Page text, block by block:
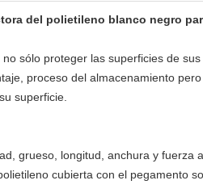
del polietileno blanco negro
sólo proteger las superficies de
proceso del almacenamiento
superficie.
grueso, longitud, anchura y fuerza
cubierta con el pegamento